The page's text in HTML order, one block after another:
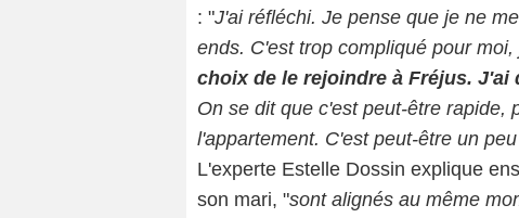
: "J'ai réfléchi. Je pense que je ne
ends. C'est trop compliqué pour
choix de le rejoindre à Fréjus.
On se dit que c'est peut-être rapide,
l'appartement. C'est peut-être un
L'experte Estelle Dossin explique
son mari, "sont alignés au même